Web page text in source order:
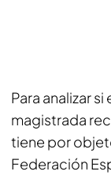
Para analizar
magistrada
tiene por
Federación